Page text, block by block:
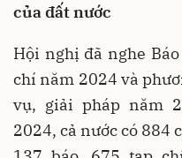
của đất nước
Hội nghị đã nghe
chí năm 2024 và
vụ, giải pháp năm
2024, cả nước có 884